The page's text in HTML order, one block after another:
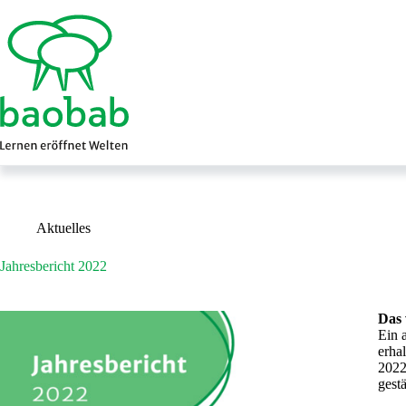
Inhalt
springen
Aktuelles
Jahresbericht 2022
Das
Ein